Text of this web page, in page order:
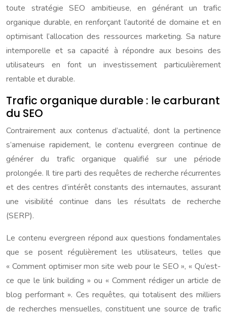
toute stratégie SEO ambitieuse, en générant un trafic
organique durable, en renforçant l’autorité de domaine et en
optimisant l’allocation des ressources marketing. Sa nature
intemporelle et sa capacité à répondre aux besoins des
utilisateurs en font un investissement particulièrement
rentable et durable.
Trafic organique durable : le carburant
du SEO
Contrairement aux contenus d’actualité, dont la pertinence
s’amenuise rapidement, le contenu evergreen continue de
générer du trafic organique qualifié sur une période
prolongée. Il tire parti des requêtes de recherche récurrentes
et des centres d’intérêt constants des internautes, assurant
une visibilité continue dans les résultats de recherche
(SERP).
Le contenu evergreen répond aux questions fondamentales
que se posent régulièrement les utilisateurs, telles que
« Comment optimiser mon site web pour le SEO », « Qu’est-
ce que le link building » ou « Comment rédiger un article de
blog performant ». Ces requêtes, qui totalisent des milliers
de recherches mensuelles, constituent une source de trafic